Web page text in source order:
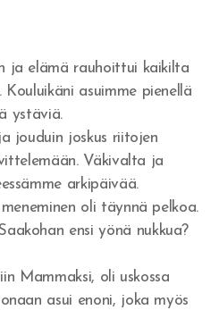
ja elämä rauhoittui kaikilta
asuimme pienellä
ystäviä.
jouduin joskus riitojen
Väkivalta ja
arkipäivää.
oli täynnä pelkoa.
ensi yönä nukkua?
Mammaksi, oli uskossa
asui enoni, joka myös
huolenpitoa